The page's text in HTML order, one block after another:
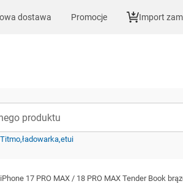
dostawa Promocje Import
Titmo ładowarka etui
17 PRO MAX / 18 PRO MAX Tender Book